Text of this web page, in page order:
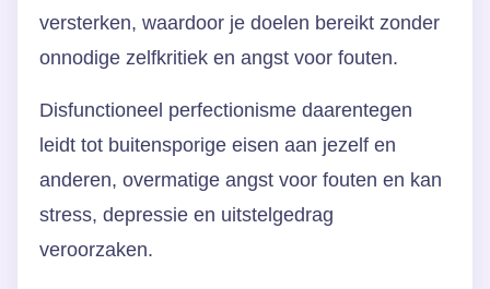
versterken, waardoor je doelen bereikt zonder
onnodige zelfkritiek en angst voor fouten.
Disfunctioneel perfectionisme daarentegen
leidt tot buitensporige eisen aan jezelf en
anderen, overmatige angst voor fouten en kan
stress, depressie en uitstelgedrag
veroorzaken.